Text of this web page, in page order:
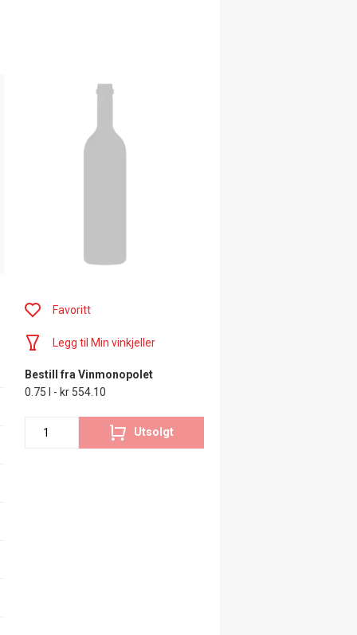
Favoritt
Legg til Min vinkjeller
Bestill fra Vinmonopolet
0.75 l - kr 554.10
Utsolgt